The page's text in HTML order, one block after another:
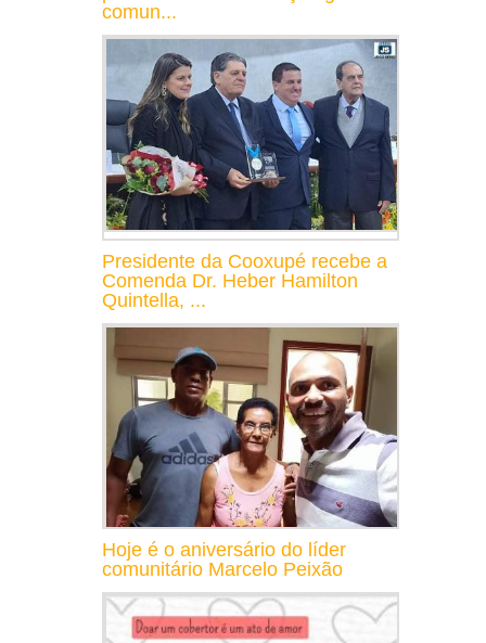
comun...
Presidente da Cooxupé recebe a
Comenda Dr. Heber Hamilton
Quintella, ...
Hoje é o aniversário do líder
comunitário Marcelo Peixão